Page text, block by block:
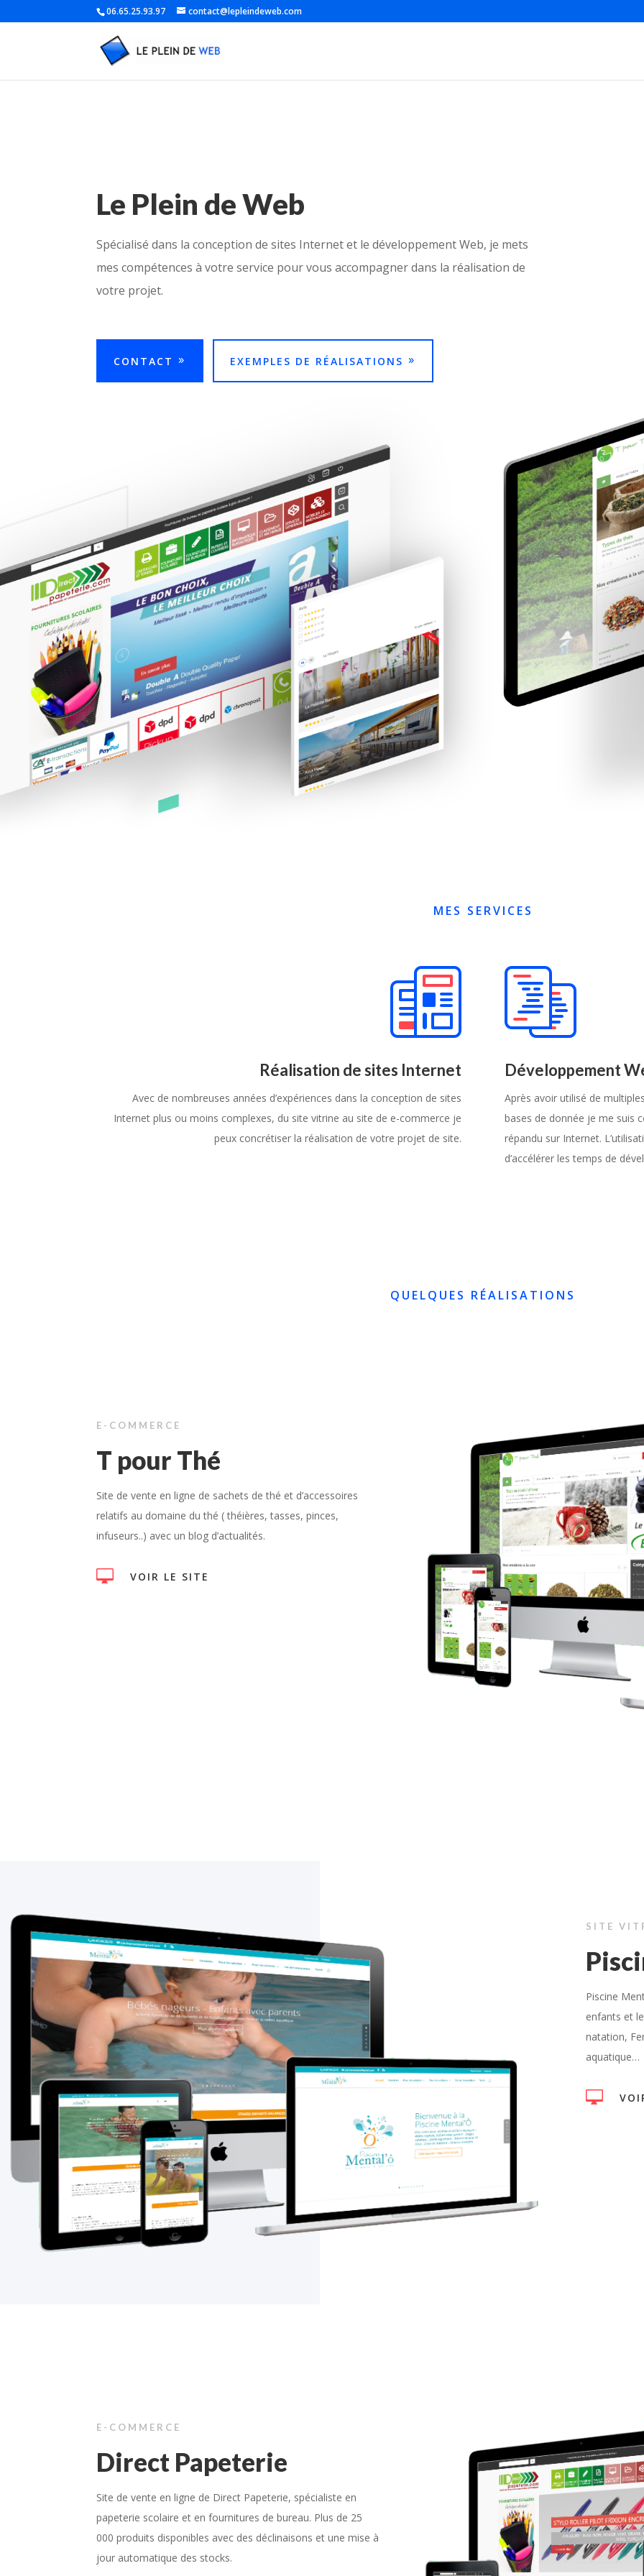
06.65.25.93.97 contact@lepleindeweb.com
Le Plein de Web
Spécialisé dans la conception de sites Internet et le développement Web, je mets
mes compétences à votre service pour vous accompagner dans la réalisation de
votre projet.
CONTACT EXEMPLES DE RÉALISATIONS
MES SERVICES
Réalisation de sites Internet
Avec de nombreuses années d’expériences dans la conception de sites
Internet plus ou moins complexes, du site vitrine au site de e-commerce je
peux concrétiser la réalisation de votre projet de site.
Développement
Après avoir utilisé de
bases de donnée je me suis
répandu sur Internet.
d’accélérer les temps de
QUELQUES RÉALISATIONS
E-COMMERCE
T pour Thé
Site de vente en ligne de sachets de thé et d’accessoires
relatifs au domaine du thé ( théières, tasses, pinces,
infuseurs..) avec un blog d’actualités.
 VOIR LE SITE
SITE
Piscine
enfants et
natation,
aquatique…

E-COMMERCE
Direct Papeterie
Site de vente en ligne de Direct Papeterie, spécialiste en
papeterie scolaire et en fournitures de bureau. Plus de 25
000 produits disponibles avec des déclinaisons et une mise à
jour automatique des stocks.